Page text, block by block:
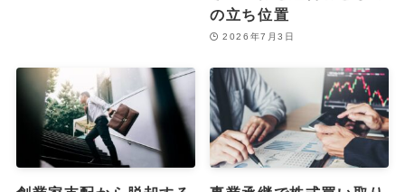
の立ち位置
2026年7月3日